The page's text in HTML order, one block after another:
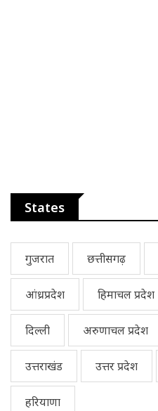
States
गुजरात छत्तीसगढ़
आंध्रप्रदेश हिमाचल प्रदेश
दिल्ली अरुणाचल प्रदेश
उत्तराखंड उत्तर प्रदेश
हरियाणा